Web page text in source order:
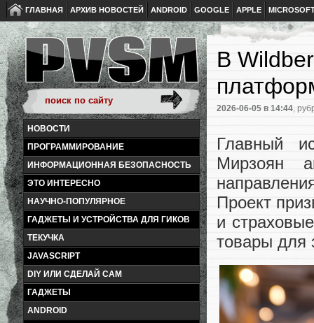
ГЛАВНАЯ АРХИВ НОВОСТЕЙ ANDROID GOOGLE APPLE
НОВОСТИ
ПРОГРАММИРОВАНИЕ
ИНФОРМАЦИОННАЯ БЕЗОПАСНОСТЬ
ЭТО ИНТЕРЕСНО
НАУЧНО-ПОПУЛЯРНОЕ
ГАДЖЕТЫ И УСТРОЙСТВА ДЛЯ ГИКОВ
ТЕКУЧКА
JAVASCRIPT
DIY ИЛИ СДЕЛАЙ САМ
ГАДЖЕТЫ
ANDROID
В
2026-06-05 в 14:44,
Главный
Мирзоян
Проект
и
товары для